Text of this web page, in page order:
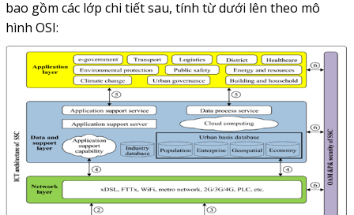
bao gồm các lớp chi tiết sau, tính từ dưới lên theo mô
hình OSI: